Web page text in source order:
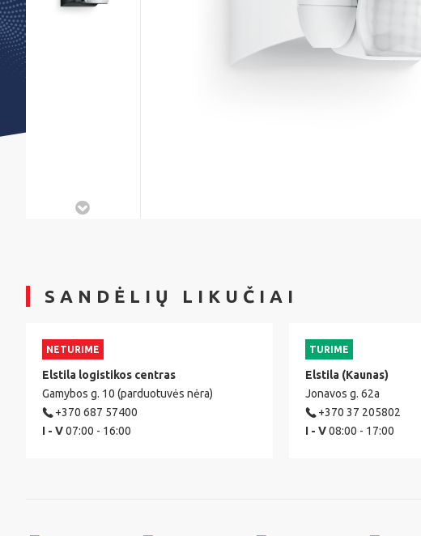
SANDĖLIŲ LIKUČIAI
NETURIME
Elstila logistikos centras
Gamybos g. 10 (parduotuvės nėra)
+370 687 57400
I - V07:00 - 16:00
TURIME
Elstila (Kaunas)
Jonavos g. 62a
+370 37 205802
I - V08:00 - 17:00